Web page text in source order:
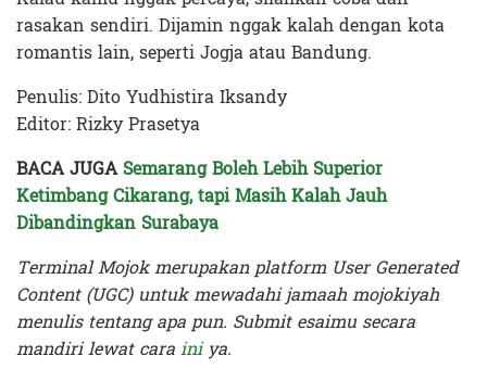
rasakan sendiri. Dijamin nggak kalah dengan kota
romantis lain, seperti Jogja atau Bandung.
Penulis: Dito Yudhistira Iksandy
Editor: Rizky Prasetya
BACA JUGA Semarang Boleh Lebih Superior
Ketimbang Cikarang, tapi Masih Kalah Jauh
Dibandingkan Surabaya
Terminal Mojok merupakan platform User Generated
Content (UGC) untuk mewadahi jamaah mojokiyah
menulis tentang apa pun. Submit esaimu secara
mandiri lewat carainiya.